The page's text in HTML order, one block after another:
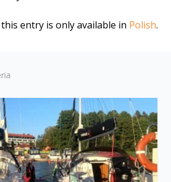
entry is only available in Polish.